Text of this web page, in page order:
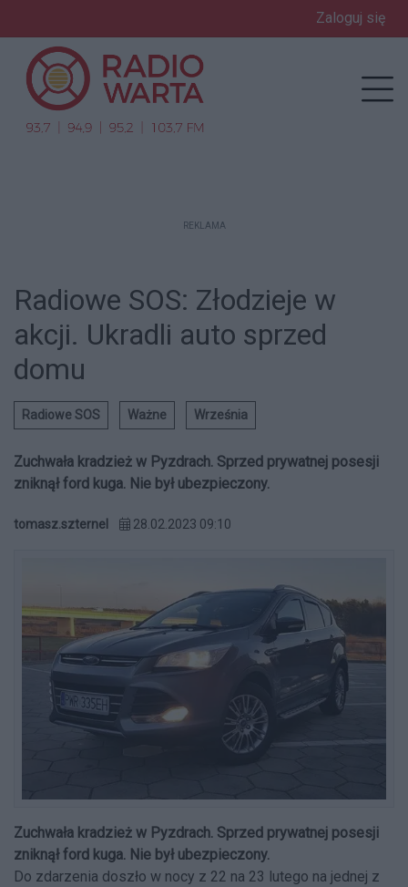
Zaloguj się
REKLAMA
Radiowe SOS: Złodzieje w
akcji. Ukradli auto sprzed
domu
Radiowe SOS Ważne Września
Zuchwała kradzież w Pyzdrach. Sprzed prywatnej posesji
zniknął ford kuga. Nie był ubezpieczony.
tomasz.szternel 28.02.2023 09:10
Zuchwała kradzież w Pyzdrach. Sprzed prywatnej posesji
zniknął ford kuga. Nie był ubezpieczony.
Do zdarzenia doszło w nocy z 22 na 23 lutego na jednej z